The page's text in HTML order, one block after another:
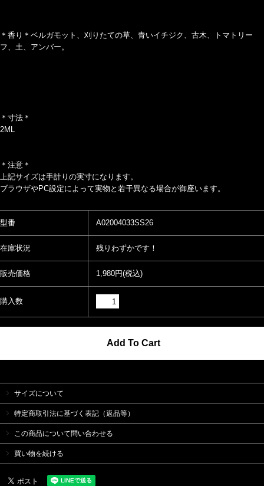
＊香り＊ベルガモット、刈りたての草、青いイチジク、古木、トマトリー
フ、土、アンバー。
＊寸法＊
2ML
＊注意＊
上記サイズは手計りの実寸になります。
ブラウザやPC設定によって実物と若干異なる場合が御座います。
型番 A02004033SS26
在庫状況 残りわずかです！
販売価格 1,980円(税込)
購入数
サイズについて
特定商取引法に基づく表記（返品等）
この商品について問い合わせる
買い物を続ける